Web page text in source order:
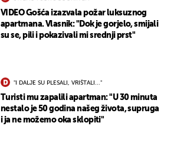
VIDEO Gošća izazvala požar luksuznog
apartmana. Vlasnik: "Dok je gorjelo, smijali
su se, pili i pokazivali mi srednji prst"
"I DALJE SU PLESALI, VRIŠTALI..."
Turisti mu zapalili apartman: "U 30 minuta
nestalo je 50 godina našeg života, supruga
i ja ne možemo oka sklopiti"